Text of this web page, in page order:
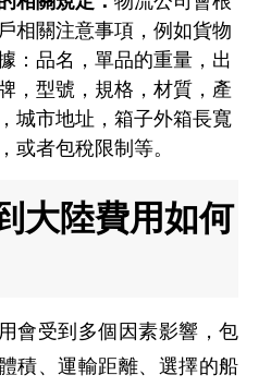
相關注意事項，例如貨物
：品名，單品的重量，出
，型號，規格，材質，產
城市地址，箱子外箱長寬
或者包稅限制等。
大陸費用如何
會受到多個因素影響，包
積、運輸距離、選擇的船